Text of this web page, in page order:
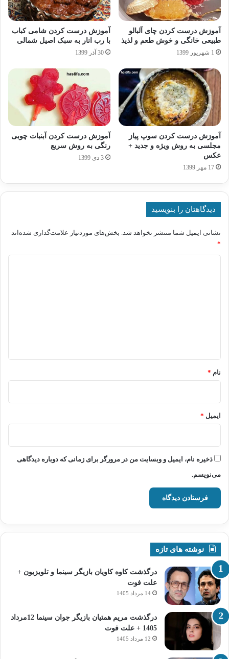
آموزش درست کردن چای آلبالو
طبیعی خانگی و خوش طعم و لذیذ
1 شهریور 1399
آموزش درست کردن شامی کباب
با رب انار به سبک اصیل شمالی
30 آذر 1399
آموزش درست کردن سوپ پیاز
مجلسی به روش ویژه و جدید +
عکس
17 مهر 1399
آموزش درست کردن آبنبات چوبی
رنگی به روش سریع
3 دی 1399
دیدگاهتان را بنویسید
نشانی ایمیل شما منتشر نخواهد شد. بخش‌های موردنیاز علامت‌گذاری شده‌اند
*
نام *
ایمیل *
ذخیره نام، ایمیل و وبسایت من در مرورگر برای زمانی که دوباره دیدگاهی
می‌نویسم.
نوشته های تازه
درگذشت کاوه کاویان بازیگر سینما و تلویزیون +
علت فوت
14 مرداد 1405
درگذشت مریم همتیان بازیگر جوان سینما 12مرداد
1405 + علت فوت
12 مرداد 1405